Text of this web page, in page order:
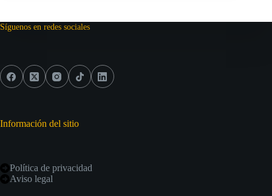
Síguenos en redes sociales
Información del sitio
Política de privacidad
Aviso legal